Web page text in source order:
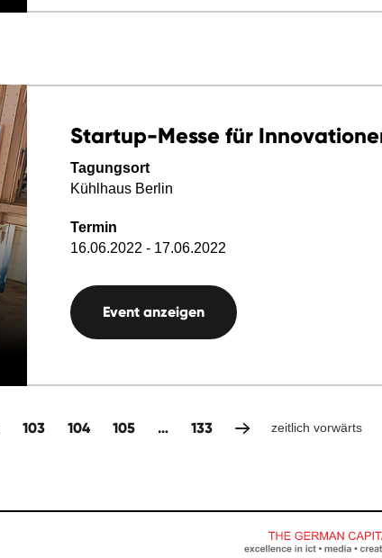
Startup-Messe für
Tagungsort
Kühlhaus Berlin
Termin
16.06.2022 - 17.06.2022
Event anzeigen
103 104 105 … 133 zeitlich vorwärts